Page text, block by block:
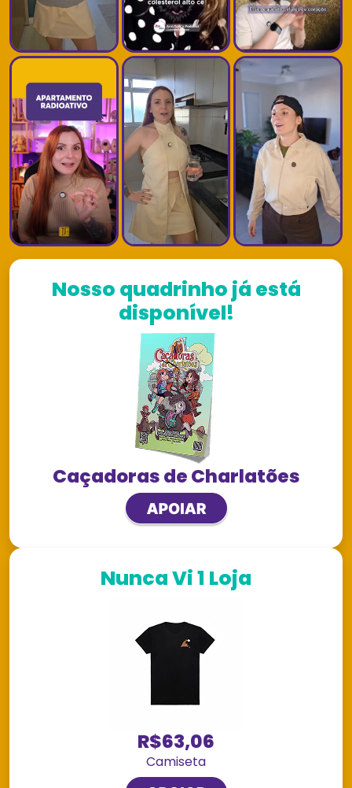
Nosso quadrinho já está
disponível!
Caçadoras de Charlatões
Nunca Vi 1 Loja
R$63,06
Camiseta